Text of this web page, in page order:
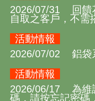
2026/07/31 回饋
自取之客戶，不需
活動情報
2026/07/02 鋁袋
活動情報
2026/06/17 為維
碼，請按忘記密碼